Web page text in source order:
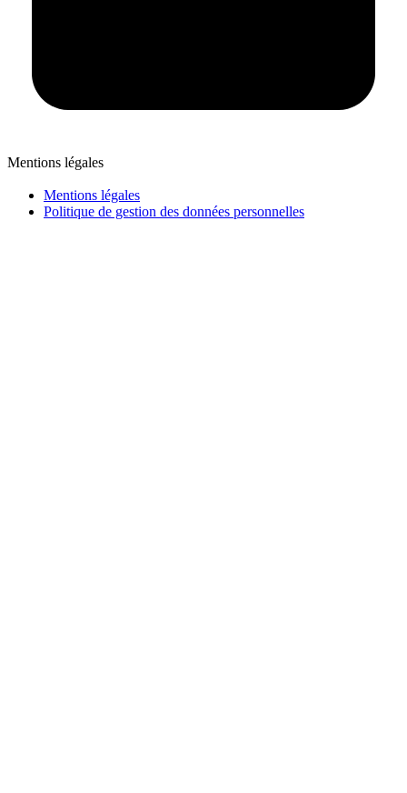
Mentions légales
Mentions légales
Politique de gestion des données personnelles